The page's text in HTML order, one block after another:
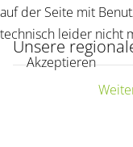
Unsere
auf der Seite mit
technisch leider nicht
Akzeptieren